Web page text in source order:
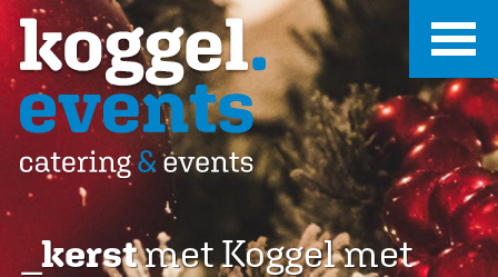
_kerstmet Koggel met